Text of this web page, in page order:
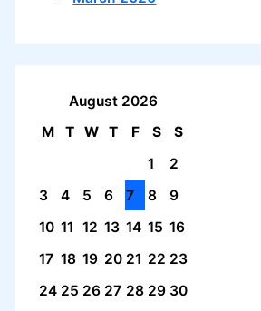
August 2026
M
T W T F S
S
1
2
3
4 5 6 7 8
9
10 11 12 13 14 15 16
17 18 19 20 21 22 23
24 25 26 27 28 29 30